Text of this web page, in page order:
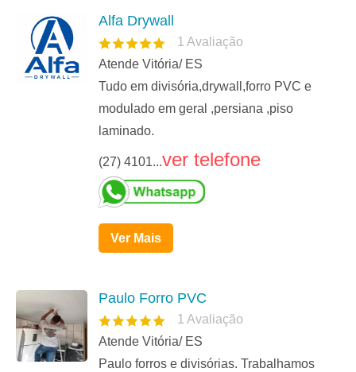
Alfa Drywall
1 Avaliação
Atende Vitória/ ES
Tudo em divisória,drywall,forro PVC e
modulado em geral ,persiana ,piso
laminado.
(27) 4101...ver telefone
Ver Mais
Paulo Forro PVC
1 Avaliação
Atende Vitória/ ES
Paulo forros e divisórias. Trabalhamos